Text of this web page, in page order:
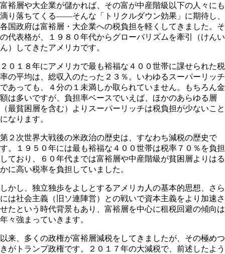
富裕層や大企業が儲かれば、その富が中産階級以下の人々にも
滴り落ちてくる――そんな「トリクルダウン効果」に期待し、
各国政府は富裕層・大企業への税負担を軽くしてきました。そ
の代表格が、１９８０年代からグローバリズムを牽引（けんい
ん）してきたアメリカです。
２０１８年にアメリカで最も裕福な４００世帯に課せられた税
率の平均は、総収入のたった２３％。いわゆるスーパーリッチ
であっても、４分の１未満しか取られていません。もちろん金
額は多いですが、負担率ベースでいえば、ほかのあらゆる層
（最貧困層を含む）よりスーパーリッチは税負担が少ないこと
になります。
第２次世界大戦後の米政治の歴史は、すなわち減税の歴史で
す。１９５０年には最も裕福な４００世帯は税率７０％を負担
しており、６０年代までは富裕層や中産階級が貧困層よりはる
かに高い税率を負担していました。
しかし、独立独歩をよしとするアメリカ人の基本的思想、さら
には社会主義（旧ソ連陣営）との戦いで資本主義をより加速さ
せたという時代背景もあり、富裕層を中心に租税回避の傾向は
年々強まっていきます。
以来、多くの政権が富裕層減税をしてきましたが、その極めつ
きがトランプ政権です。２０１７年の大減税で、前述したよう